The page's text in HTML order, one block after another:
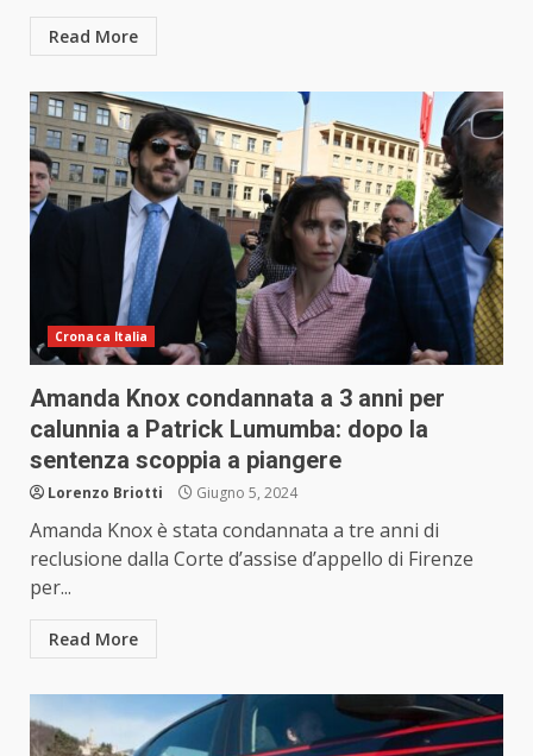
Read More
Cronaca Italia
Amanda Knox condannata a 3 anni per
calunnia a Patrick Lumumba: dopo la
sentenza scoppia a piangere
Lorenzo Briotti Giugno 5, 2024
Amanda Knox è stata condannata a tre anni di
reclusione dalla Corte d’assise d’appello di Firenze
per...
Read More